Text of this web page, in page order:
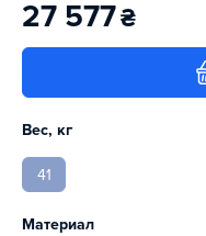
27 577₴
Вес, кг
41
Материал